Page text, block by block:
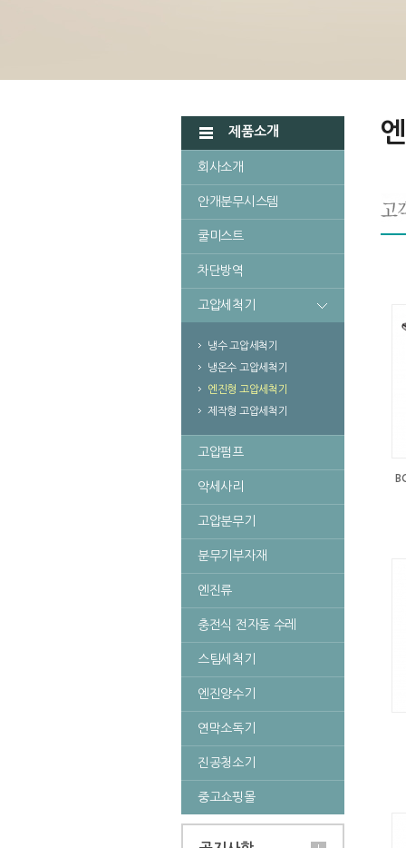
제품소개
회사소개
안개분무시스템
쿨미스트
차단방역
고압세척기
냉수 고압세척기
냉온수 고압세척기
엔진형 고압세척기
제작형 고압세척기
고압펌프
악세사리
고압분무기
분무기부자재
엔진류
충전식 전자동 수레
스팀세척기
엔진양수기
연막소독기
진공청소기
중고쇼핑몰